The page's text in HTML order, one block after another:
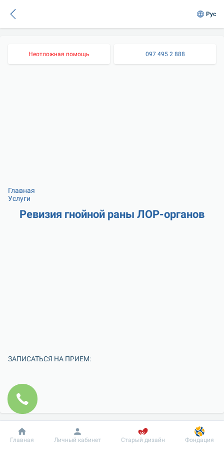
Рус
Неотложная помощь 097 495 2 888
Главная
Услуги
Ревизия гнойной раны ЛОР-органов
ЗАПИСАТЬСЯ НА ПРИЕМ:
Добробут Информация Пациенту
Главная Личный кабинет Старый дизайн Фондация